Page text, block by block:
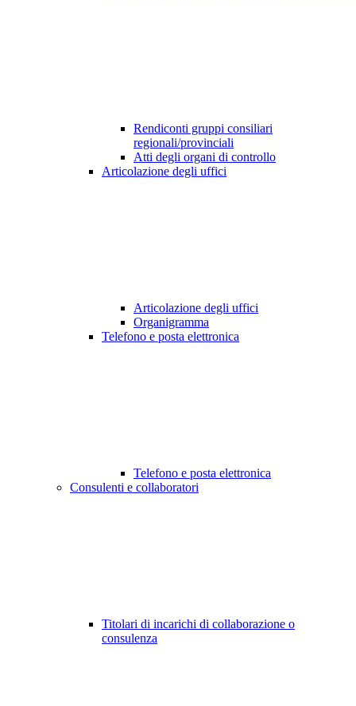
Rendiconti gruppi consiliari
regionali/provinciali
Atti degli organi di controllo
Articolazione degli uffici
Articolazione degli uffici
Organigramma
Telefono e posta elettronica
Telefono e posta elettronica
Consulenti e collaboratori
Titolari di incarichi di collaborazione o
consulenza